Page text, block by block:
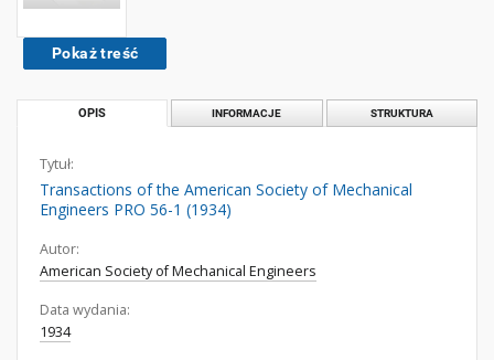
Pokaż treść
OPIS INFORMACJE STRUKTURA
Tytuł:
Transactions of the American Society of Mechanical
Engineers PRO 56-1 (1934)
Autor:
American Society of Mechanical Engineers
Data wydania:
1934